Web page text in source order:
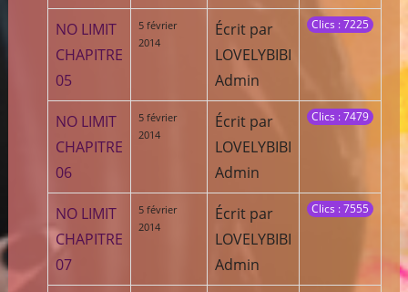
NO LIMIT
CHAPITRE
05
5 février
2014
Écrit par
LOVELYBIBI
Admin
Clics : 7225
NO LIMIT
CHAPITRE
06
5 février
2014
Écrit par
LOVELYBIBI
Admin
Clics : 7479
NO LIMIT
CHAPITRE
07
5 février
2014
Écrit par
LOVELYBIBI
Admin
Clics : 7555